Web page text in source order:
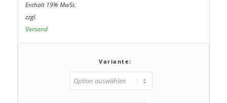
Enthält 19% MwSt.
zzgl.
Versand
Variante: